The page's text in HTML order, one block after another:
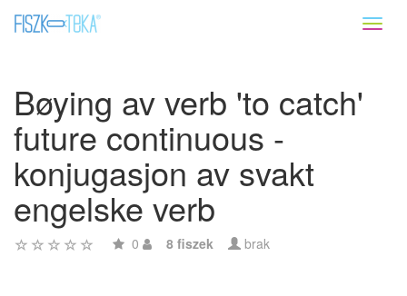
Bøying av verb 'to catch'
future continuous -
konjugasjon av svakt
engelske verb
0 8 fiszek brak